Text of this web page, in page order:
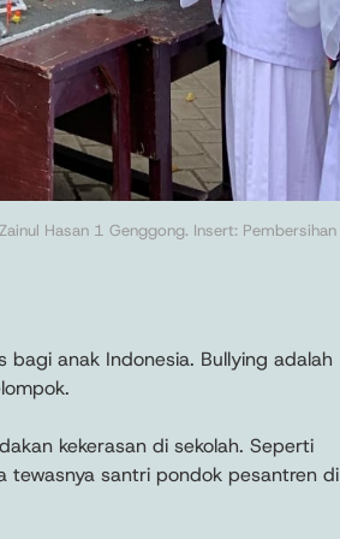
Hasan 1 Genggong. Insert: Pembersihan
bagi anak Indonesia. Bullying adalah
kekerasan di sekolah. Seperti
tewasnya santri pondok pesantren di